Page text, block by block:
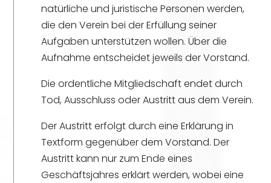
natürliche und juristische Personen werden,
die den Verein bei der Erfüllung seiner
Aufgaben unterstützen wollen. Über die
Aufnahme entscheidet jeweils der Vorstand.
Die ordentliche Mitgliedschaft endet durch
Tod, Ausschluss oder Austritt aus dem Verein.
Der Austritt erfolgt durch eine Erklärung in
Textform gegenüber dem Vorstand. Der
Austritt kann nur zum Ende eines
Geschäftsjahres erklärt werden, wobei eine